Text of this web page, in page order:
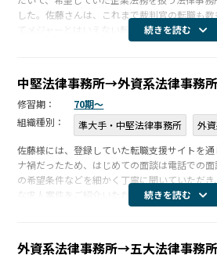
サーチメンバー
守秘義務についての基本方針
個人情報保護方針
した。佐藤さんは、これまで裁判官の転職も
てメジャーとはいえない転職市場の実情につい
す。転職についてご相談した当初は、任官２
続きを読む
中堅法律事務所→外資系法律事務所
修習期：
70期〜
組織種別：
準大手・中堅法律事務所
外
佐藤様には、登録していた転職支援サイトを
ナ禍だったため、はじめての面談は電話での
の希望条件などを細かく丁寧に聞いていただ
な求人案件をご紹介いただきました。 求
やりとりにおいても、応募先からの連絡をタイ
続きを読む
外資系法律事務所→五大法律事務所